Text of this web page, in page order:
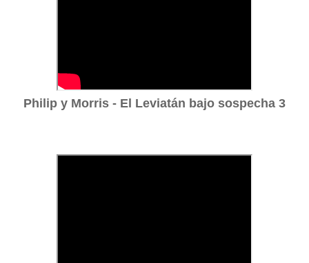
Philip y Morris - El Leviatán bajo sospecha 3